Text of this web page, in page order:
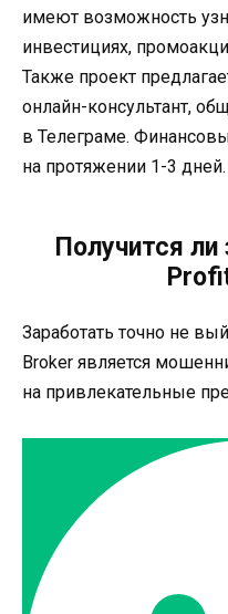
имеют возможность
инвестициях,
Также проект
онлайн-консультант,
в Телеграме.
на протяжении 1-3 дней.
Получится
Заработать точно не
Broker является
на привлекательные